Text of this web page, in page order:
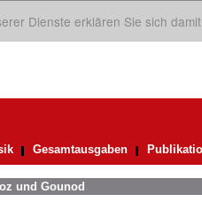
Dienste erklären Sie sich
Gesamtausgaben
und Gounod